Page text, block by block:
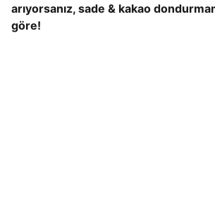
arıyorsanız, sade & kakao
göre!